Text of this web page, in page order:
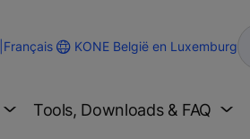
Français KONE België en Luxemburg
Tools, Downloads & FAQ